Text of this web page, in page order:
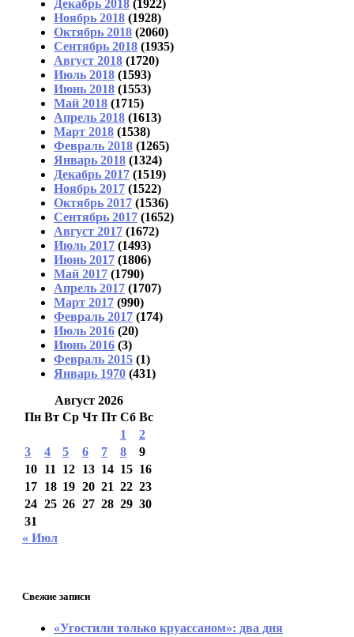
Декабрь 2018 (1922)
Ноябрь 2018 (1928)
Октябрь 2018 (2060)
Сентябрь 2018 (1935)
Август 2018 (1720)
Июль 2018 (1593)
Июнь 2018 (1553)
Май 2018 (1715)
Апрель 2018 (1613)
Март 2018 (1538)
Февраль 2018 (1265)
Январь 2018 (1324)
Декабрь 2017 (1519)
Ноябрь 2017 (1522)
Октябрь 2017 (1536)
Сентябрь 2017 (1652)
Август 2017 (1672)
Июль 2017 (1493)
Июнь 2017 (1806)
Май 2017 (1790)
Апрель 2017 (1707)
Март 2017 (990)
Февраль 2017 (174)
Июль 2016 (20)
Июнь 2016 (3)
Февраль 2015 (1)
Январь 1970 (431)
Август 2026
Пн Вт Ср Чт Пт Сб Вс
1
2
3
4 5 6 7 8
9
10 11 12 13 14 15 16
17 18 19 20 21 22 23
24 25 26 27 28 29 30
31
« Июл
Свежие записи
«Угостили только круассаном»: два дня